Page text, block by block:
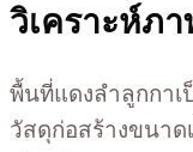
วิเคราะห์ภ
พื้นที่แดงลำลูกกา
วัสดุก่อสร้างขนา